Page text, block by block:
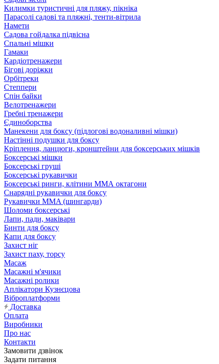
Килимки туристичні для пляжу, пікніка
Парасолі садові та пляжні, тенти-вітрила
Намети
Садова гойдалка підвісна
Спальні мішки
Гамаки
Кардіотренажери
Бігові доріжки
Орбітреки
Степпери
Спін байки
Велотренажери
Гребні тренажери
Єдиноборства
Манекени для боксу (підлогові водоналивні мішки)
Настінні подушки для боксу
Кріплення, ланцюги, кронштейни для боксерських мішків
Боксерські мішки
Боксерські груші
Боксерські рукавички
Боксерські ринги, клітини ММА октагони
Снарядні рукавички для боксу
Рукавички MMA (шингарди)
Шоломи боксерські
Лапи, пади, маківари
Бинти для боксу
Капи для боксу
Захист ніг
Захист паху, торсу
Масаж
Масажні м'ячики
Масажні ролики
Аплікатори Кузнєцова
Віброплатформи
Доставка
Оплата
Виробники
Про нас
Контакти
Замовити дзвінок
Задати питання